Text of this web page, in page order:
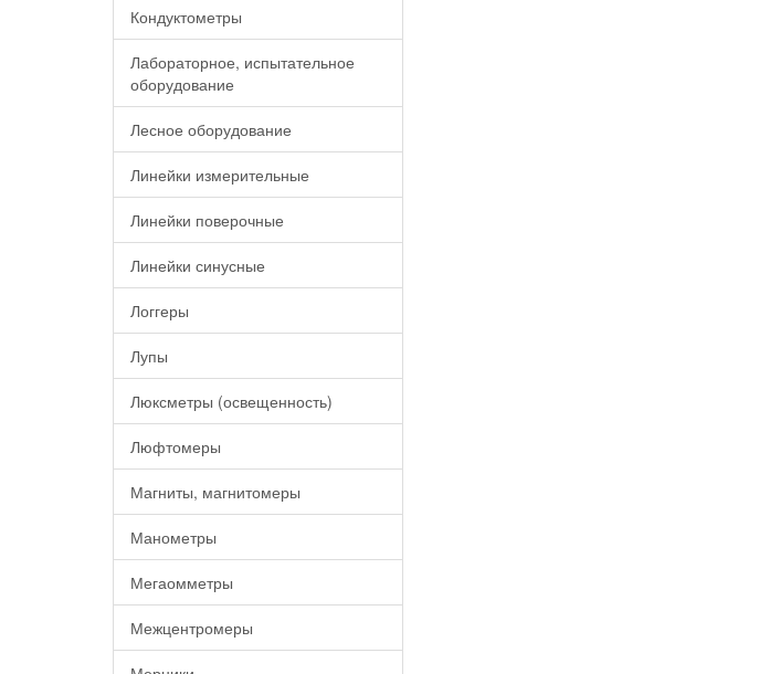
Кондуктометры
Лабораторное, испытательное
оборудование
Лесное оборудование
Линейки измерительные
Линейки поверочные
Линейки синусные
Логгеры
Лупы
Люксметры (освещенность)
Люфтомеры
Магниты, магнитомеры
Манометры
Мегаомметры
Межцентромеры